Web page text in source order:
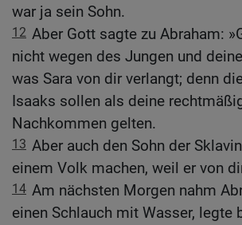
war ja sein Sohn.
12 Aber Gott sagte zu Abraham:
nicht wegen des Jungen und
was Sara von dir verlangt; denn
Isaaks sollen als deine
Nachkommen gelten.
13 Aber auch den Sohn der
einem Volk machen, weil er von
14 Am nächsten Morgen nahm
einen Schlauch mit Wasser, legte